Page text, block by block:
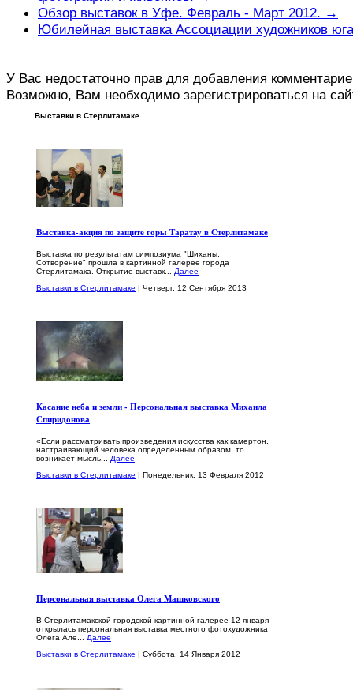
Обзор выставок в Уфе. Февраль - Март 2012. →
Юбилейная выставка Ассоциации художников
У Вас недостаточно прав для добавления
Возможно, Вам необходимо зарегистрироваться на
Выставки в Стерлитамаке
Выставка-акция по защите горы Таратау в Стерлитамаке
Выставка по результатам симпозиума "Шиханы.
Сотворение" прошла в картинной галерее города
Стерлитамака. Открытие выставк... Далее
Выставки в Стерлитамаке | Четверг, 12 Сентября 2013
Касание неба и земли - Персональная выставка Михаила
Спиридонова
«Если рассматривать произведения искусства как камертон,
настраивающий человека определенным образом, то
возникает мысль... Далее
Выставки в Стерлитамаке | Понедельник, 13 Февраля 2012
Персональная выставка Олега Машковского
В Стерлитамакской городской картинной галерее 12 января
открылась персональная выставка местного фотохудожника
Олега Але... Далее
Выставки в Стерлитамаке | Суббота, 14 Января 2012